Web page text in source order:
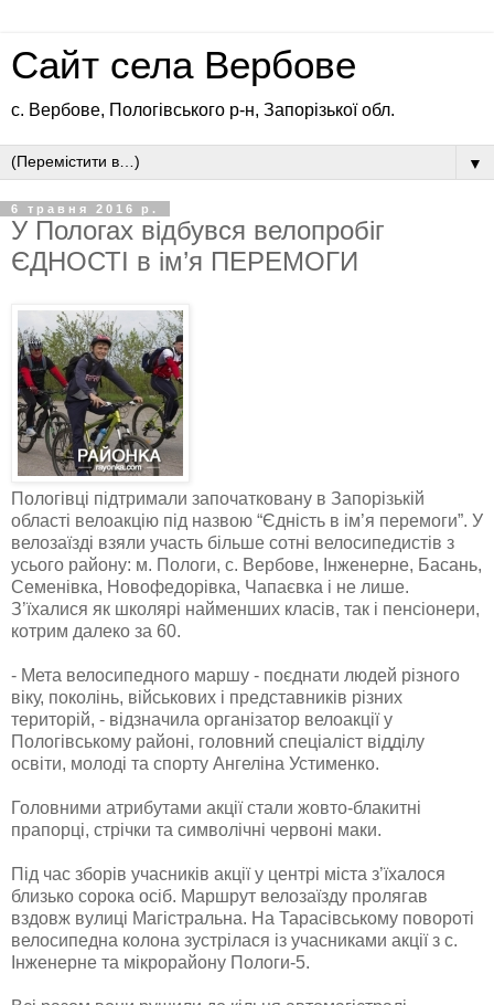
Сайт села Вербове
с. Вербове, Пологівського р-н, Запорізької обл.
▼
6 травня 2016 р.
У Пологах відбувся велопробіг
ЄДНОСТІ в ім’я ПЕРЕМОГИ
Пологівці підтримали започатковану в Запорізькій
області велоакцію під назвою “Єдність в ім’я перемоги”. У
велозаїзді взяли участь більше сотні велосипедистів з
усього району: м. Пологи, с. Вербове, Інженерне, Басань,
Семенівка, Новофедорівка, Чапаєвка і не лише.
З’їхалися як школярі найменших класів, так і пенсіонери,
котрим далеко за 60.
- Мета велосипедного маршу - поєднати людей різного
віку, поколінь, військових і представників різних
територій, - відзначила організатор велоакції у
Пологівському районі, головний спеціаліст відділу
освіти, молоді та спорту Ангеліна Устименко.
Головними атрибутами акції стали жовто-блакитні
прапорці, стрічки та символічні червоні маки.
Під час зборів учасників акції у центрі міста з’їхалося
близько сорока осіб. Маршрут велозаїзду пролягав
вздовж вулиці Магістральна. На Тарасівському повороті
велосипедна колона зустрілася із учасниками акції з с.
Інженерне та мікрорайону Пологи-5.